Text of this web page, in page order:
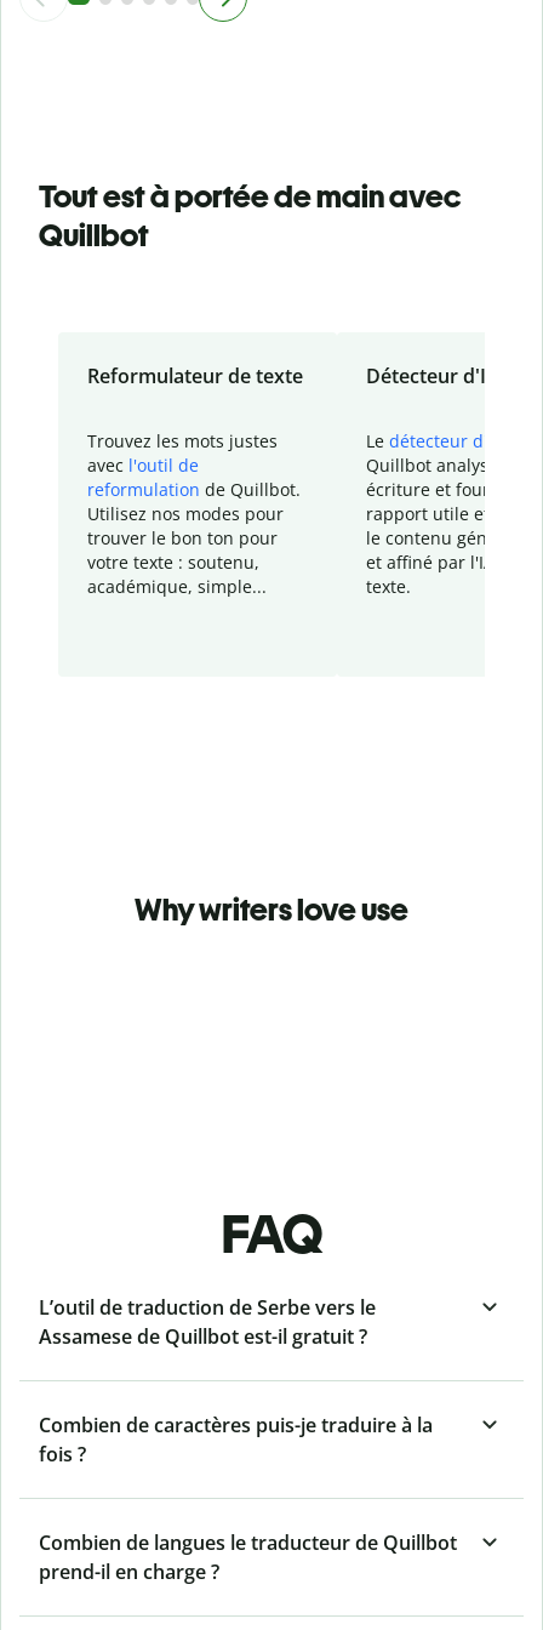
Tout est à portée de main avec
Quillbot
Reformulateur de texte
Trouvez les mots justes
avec l'outil de
reformulation de Quillbot.
Utilisez nos modes pour
trouver le bon ton pour
votre texte : soutenu,
académique, simple...
Détecteur d'IA
Le détecteur d'IA
Quillbot analyse votre
écriture et fournit un
rapport utile et
le contenu généré
et affiné par l'IA
texte.
Why writers love use
FAQ
L’outil de traduction de Serbe vers le
Assamese de Quillbot est-il gratuit ?
Combien de caractères puis-je traduire à la
fois ?
Combien de langues le traducteur de Quillbot
prend-il en charge ?